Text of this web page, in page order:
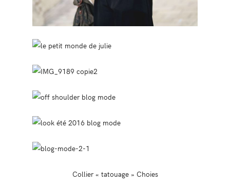
Collier « tatouage » Choies